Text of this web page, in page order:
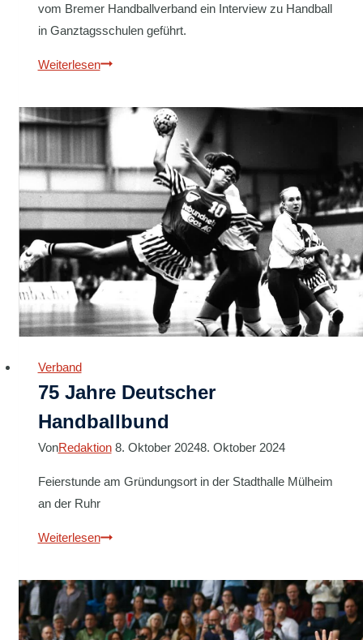
vom Bremer Handballverband ein Interview zu Handball
in Ganztagsschulen geführt.
WeiterlesenHANDBALL
BREMEN:
GANZTAGS
GEMEINSCHAFT
Verband
75 Jahre Deutscher
Handballbund
VonRedaktion 8. Oktober 20248. Oktober 2024
Feierstunde am Gründungsort in der Stadthalle Mülheim
an der Ruhr
Weiterlesen75
Deutscher
Handballbund